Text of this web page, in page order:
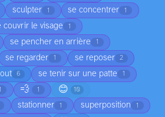
sculpter 1 se concentrer 1
couvrir le visage 1
se pencher en arrière 1
se regarder 1 se reposer 2
6 se tenir sur une patte 1
💨 1 😊 10
stationner 1 superposition 1